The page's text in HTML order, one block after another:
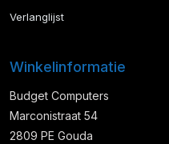
Verlanglijst
Winkelinformatie
Budget Computers
Marconistraat 54
2809 PE Gouda